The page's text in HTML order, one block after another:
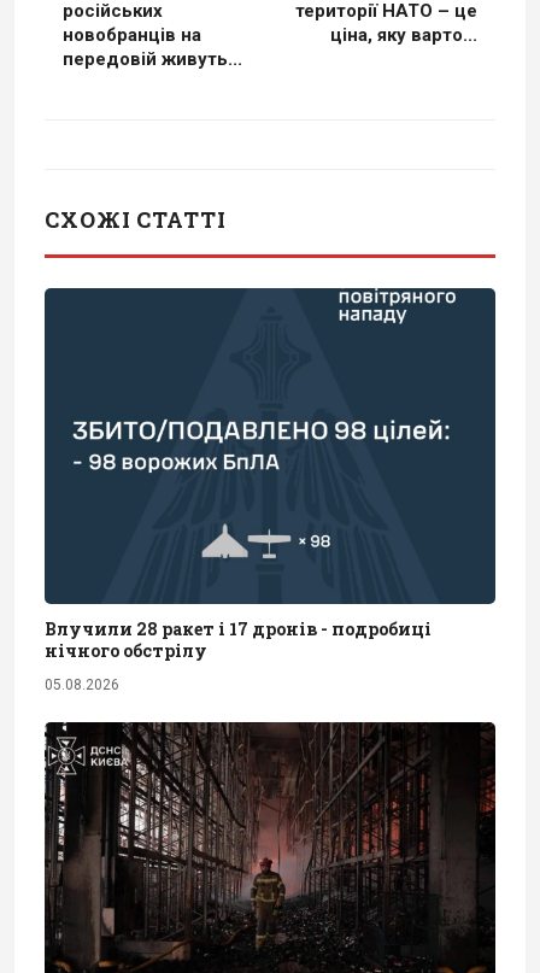
російських
новобранців на
передовій живуть...
території НАТО – це
ціна, яку варто...
СХОЖІ СТАТТІ
Влучили 28 ракет і 17 дронів - подробиці
нічного обстрілу
05.08.2026